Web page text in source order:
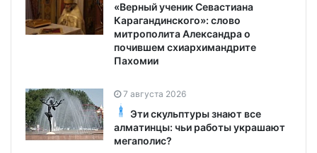
«Верный ученик Севастиана
Карагандинского»: слово
митрополита Александра о
почившем схиархимандрите
Пахомии
7 августа 2026
Эти скульптуры знают все
алматинцы: чьи работы украшают
мегаполис?